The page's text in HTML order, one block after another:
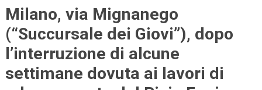
Milano, via Mignanego
(“Succursale dei Giovi”), dopo
l’interruzione di alcune
settimane dovuta ai lavori di